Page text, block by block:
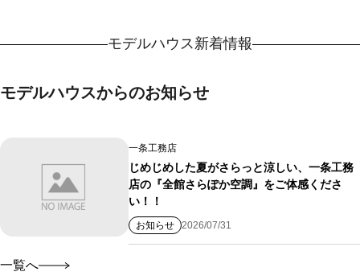
モデルハウス新着情報
モデルハウスからのお知らせ
一条工務店
じめじめした夏がさらっと涼しい、一条工務
店の『全館さらぽか空調』をご体感くださ
い！！
お知らせ 2026/07/31
一覧へ